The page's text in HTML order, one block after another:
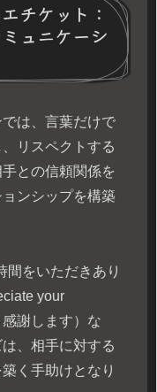
チケット：
ュニケーシ
は、言葉だけで
リスペクトする
との信頼関係を
ンシップを構築
間をいただきあり
your
謝します）な
、相手に対する
く手助けとなり